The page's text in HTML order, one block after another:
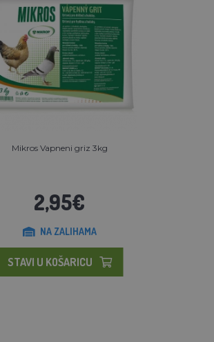
Mikros Vapneni griz 3kg
2,95€
NA ZALIHAMA
STAVI U KOŠARICU